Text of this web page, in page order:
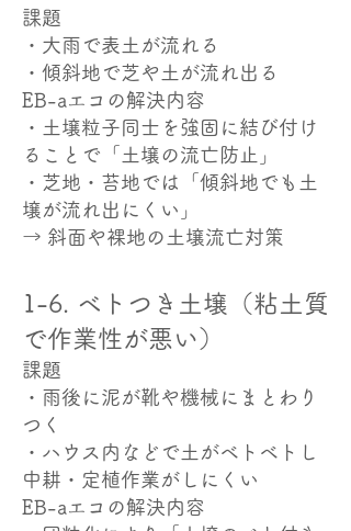
課題
・大雨で表土が流れる
・傾斜地で芝や土が流れ出る
EB-aエコの解決内容
・土壌粒子同士を強固に結び付け
ることで「土壌の流亡防止」
・芝地・苔地では「傾斜地でも土
壌が流れ出にくい」
→ 斜面や裸地の土壌流亡対策
1-6. ベトつき土壌（粘土質
で作業性が悪い）
課題
・雨後に泥が靴や機械にまとわり
つく
・ハウス内などで土がベトベトし
中耕・定植作業がしにくい
EB-aエコの解決内容